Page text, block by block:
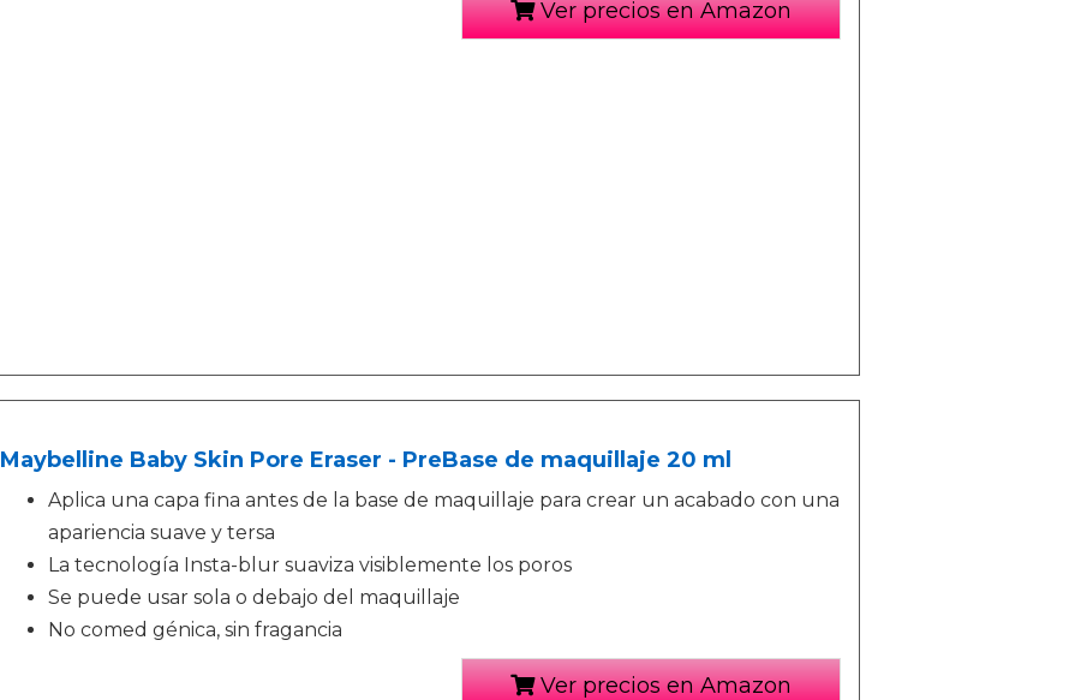
Ver precios en Amazon
Maybelline Baby Skin Pore Eraser - PreBase de maquillaje 20 ml
Aplica una capa fina antes de la base de maquillaje para crear un acabado con una
apariencia suave y tersa
La tecnología Insta-blur suaviza visiblemente los poros
Se puede usar sola o debajo del maquillaje
No comed génica, sin fragancia
Ver precios en Amazon